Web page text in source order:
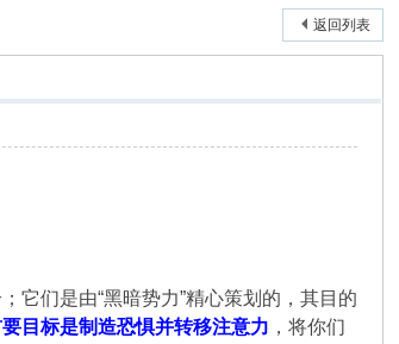
返回列表
它们是由“黑暗势力”精心策划的，其目的
目标是制造恐惧并转移注意力 ，将你们